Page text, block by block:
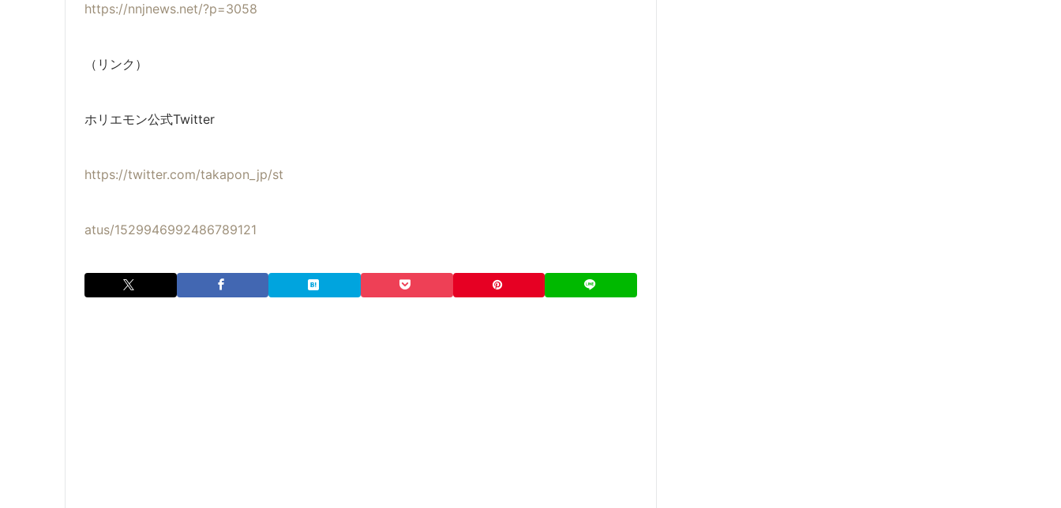
https://nnjnews.net/?p=3058
（リンク）
ホリエモン公式Twitter
https://twitter.com/takapon_jp/st
atus/1529946992486789121